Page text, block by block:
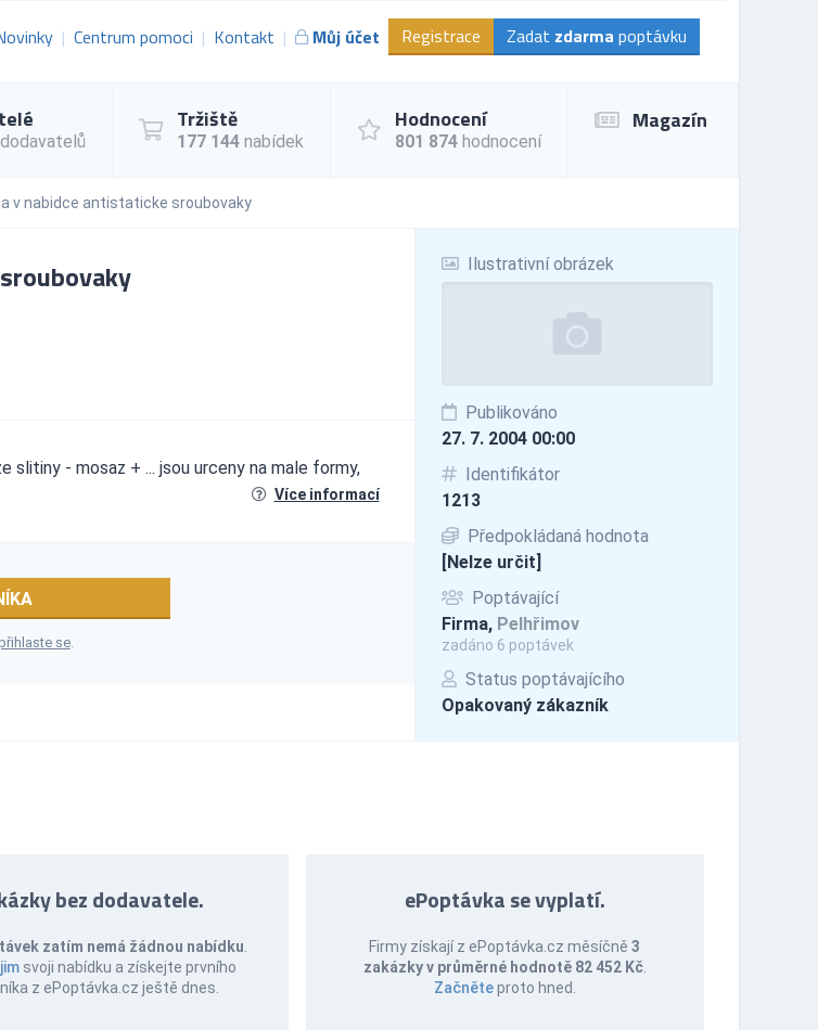
Centrum pomoci Kontakt Můj účet Registrace Zadat zdarma poptávku
dodavatelů
Tržiště
177 144 nabídek
Hodnocení
801 874 hodnocení
Magazín
v nabidce antistaticke sroubovaky
Ilustrativní obrázek
Publikováno
27. 7. 2004 00:00
Identifikátor
1213
Předpokládaná hodnota
[Nelze určit]
Poptávající
Firma, Pelhřimov
zadáno 6 poptávek
Status poptávajícího
Opakovaný zákazník
- mosaz + ... jsou urceny na male formy,
Více informací
se.
bez dodavatele.
zatím nemá žádnou nabídku
svoji nabídku a získejte prvního
z ePoptávka.cz ještě dnes.
ePoptávka se vyplatí.
Firmy získají z ePoptávka.cz měsíčně3
zakázky v průměrné hodnotě 82 452 Kč.
Začněteproto hned.